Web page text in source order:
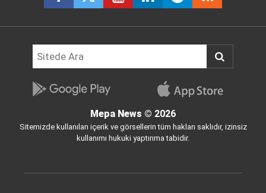
Mepa News © 2026
Sitemizde kullanılan içerik ve görsellerin tüm hakları saklıdır, izinsiz
kullanımı hukuki yaptırıma tabidir.